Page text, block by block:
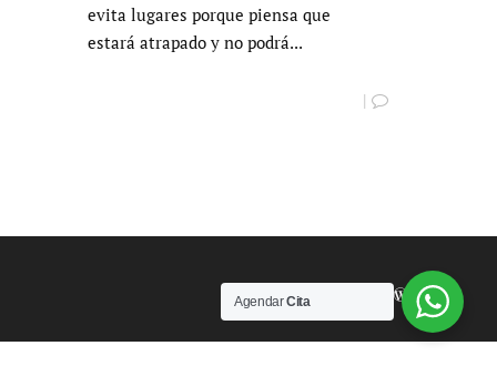
evita lugares porque piensa que
estará atrapado y no podrá...
|
AgendarCita